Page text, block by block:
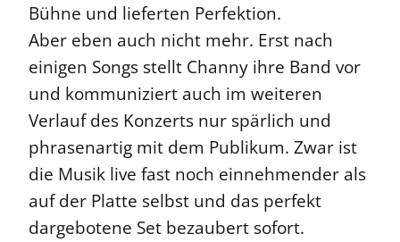
Bühne und lieferten Perfektion.
Aber eben auch nicht mehr. Erst nach
einigen Songs stellt Channy ihre Band vor
und kommuniziert auch im weiteren
Verlauf des Konzerts nur spärlich und
phrasenartig mit dem Publikum. Zwar ist
die Musik live fast noch einnehmender als
auf der Platte selbst und das perfekt
dargebotene Set bezaubert sofort.